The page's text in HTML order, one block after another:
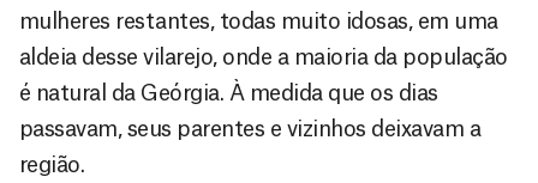
mulheres restantes, todas muito idosas, em uma
aldeia desse vilarejo, onde a maioria da população
é natural da Geórgia. À medida que os dias
passavam, seus parentes e vizinhos deixavam a
região.